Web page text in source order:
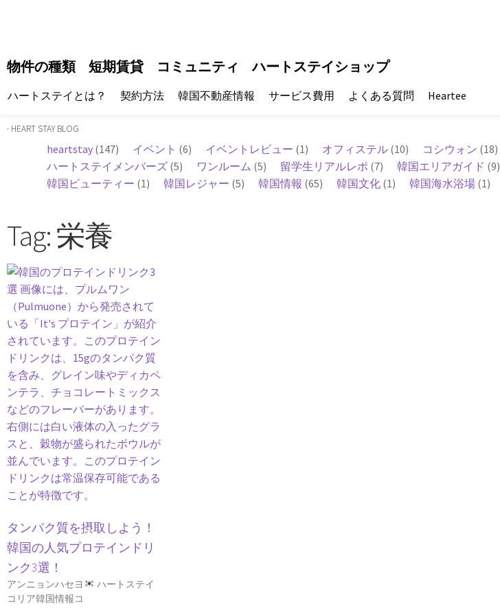
物件の種類 短期賃貸 コミュニティ ハートステイショップ
ハートステイとは？ 契約方法 韓国不動産情報 サービス費用 よくある質問 Heartee
· HEART STAY BLOG
heartstay (147) イベント (6) イベントレビュー (1) オフィステル (10) コシウォン (18)
ハートステイメンバーズ (5) ワンルーム (5) 留学生リアルレポ (7) 韓国エリアガイド (9)
韓国ビューティー (1) 韓国レジャー (5) 韓国情報 (65) 韓国文化 (1) 韓国海水浴場 (1)
Tag: 栄養
タンパク質を摂取しよう！
韓国の人気プロテインドリ
ンク3選！
アンニョンハセヨ
ハートステイ
コリア韓国情報コ